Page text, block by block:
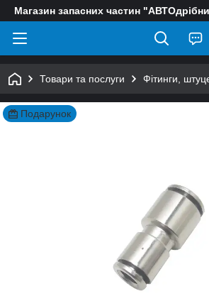
Магазин запасних частин
Товари та послуги Фітинги,
Подарунок